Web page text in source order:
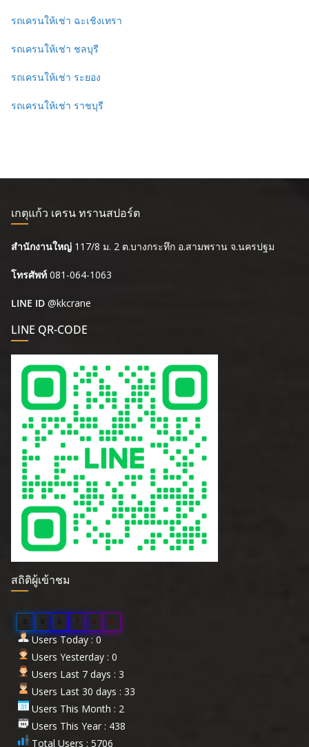
รถเครนให้เช่า ฉะเชิงเทรา
รถเครนให้เช่า ชลบุรี
รถเครนให้เช่า ระยอง
รถเครนให้เช่า ราชบุรี
เกตุแก้ว เครน ทรานสปอร์ต
สำนักงานใหญ่ 117/8 ม. 2 ต.บางกระทึก อ.สามพราน จ.นครปฐม
โทรศัพท์ 081-064-1063
LINE ID @kkcrane
LINE QR-CODE
สถิติผู้เข้าชม
5 7 6
Users Today : 0
Users Yesterday : 0
Users Last 7 days : 3
Users Last 30 days : 33
Users This Month : 2
Users This Year : 438
Total Users : 5706